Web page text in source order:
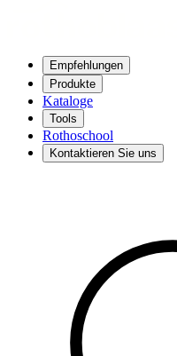
Empfehlungen
Produkte
Kataloge
Tools
Rothoschool
Kontaktieren Sie uns